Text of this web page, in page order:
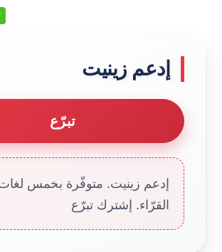
إدعم زينيت
تبرّع
إدعم زينيت. متوفّرة بخمس
القرّاء. إشترك تبرّع